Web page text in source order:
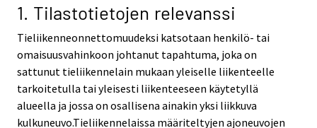
1. Tilastotietojen relevanssi
Tieliikenneonnettomuudeksi katsotaan henkilö- tai
omaisuusvahinkoon johtanut tapahtuma, joka on
sattunut tieliikennelain mukaan yleiselle liikenteelle
tarkoitetulla tai yleisesti liikenteeseen käytetyllä
alueella ja jossa on osallisena ainakin yksi liikkuva
kulkuneuvo.Tieliikennelaissa määriteltyjen ajoneuvojen